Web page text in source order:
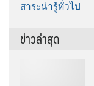
สาระน่ารู้ทั่วไป
ข่าวล่าสุด